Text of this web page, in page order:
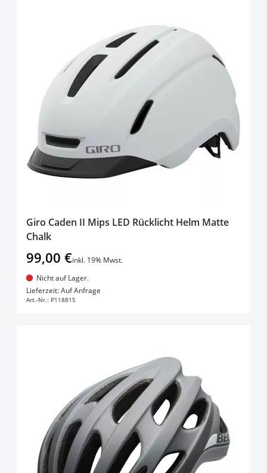
Giro Caden II Mips LED Rücklicht Helm Matte
Chalk
99,00 €inkl. 19% Mwst.
Nicht auf Lager.
Lieferzeit: Auf Anfrage
Art.-Nr.: P118815
In den Warenkorb